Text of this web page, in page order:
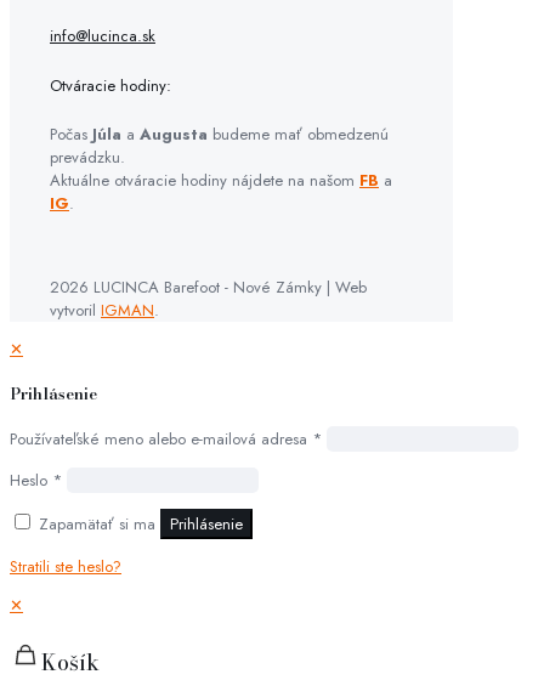
info@lucinca.sk
Otváracie hodiny:
Počas Júla a Augusta budeme mať obmedzenú
prevádzku.
Aktuálne otváracie hodiny nájdete na našom FB a
IG.
2026 LUCINCA Barefoot - Nové Zámky | Web
vytvoril IGMAN.
✕
Prihlásenie
Používateľské meno alebo e-mailová adresa *
Heslo *
Zapamätať si ma
Prihlásenie
Stratili ste heslo?
✕
Košík